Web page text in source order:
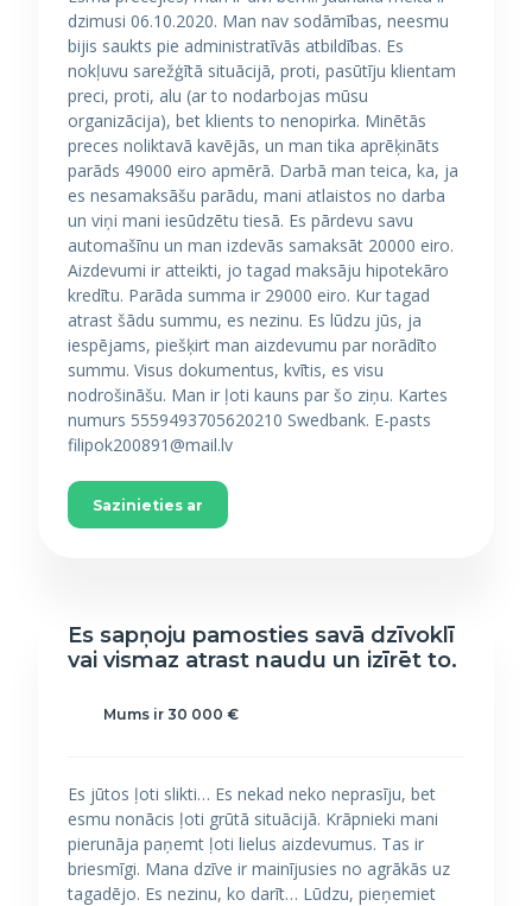
dzimusi 06.10.2020. Man nav sodāmības, neesmu
bijis saukts pie administratīvās atbildības. Es
nokļuvu sarežģītā situācijā, proti, pasūtīju klientam
preci, proti, alu (ar to nodarbojas mūsu
organizācija), bet klients to nenopirka. Minētās
preces noliktavā kavējās, un man tika aprēķināts
parāds 49000 eiro apmērā. Darbā man teica, ka, ja
es nesamaksāšu parādu, mani atlaistos no darba
un viņi mani iesūdzētu tiesā. Es pārdevu savu
automašīnu un man izdevās samaksāt 20000 eiro.
Aizdevumi ir atteikti, jo tagad maksāju hipotekāro
kredītu. Parāda summa ir 29000 eiro. Kur tagad
atrast šādu summu, es nezinu. Es lūdzu jūs, ja
iespējams, piešķirt man aizdevumu par norādīto
summu. Visus dokumentus, kvītis, es visu
nodrošināšu. Man ir ļoti kauns par šo ziņu. Kartes
numurs 5559493705620210 Swedbank. E-pasts
filipok200891@mail.lv
Sazinieties ar
Es sapņoju pamosties savā dzīvoklī
vai vismaz atrast naudu un izīrēt to.
Mums ir 30 000 €
Es jūtos ļoti slikti… Es nekad neko neprasīju, bet
esmu nonācis ļoti grūtā situācijā. Krāpnieki mani
pierunāja paņemt ļoti lielus aizdevumus. Tas ir
briesmīgi. Mana dzīve ir mainījusies no agrākās uz
tagadējo. Es nezinu, ko darīt… Lūdzu, pieņemiet